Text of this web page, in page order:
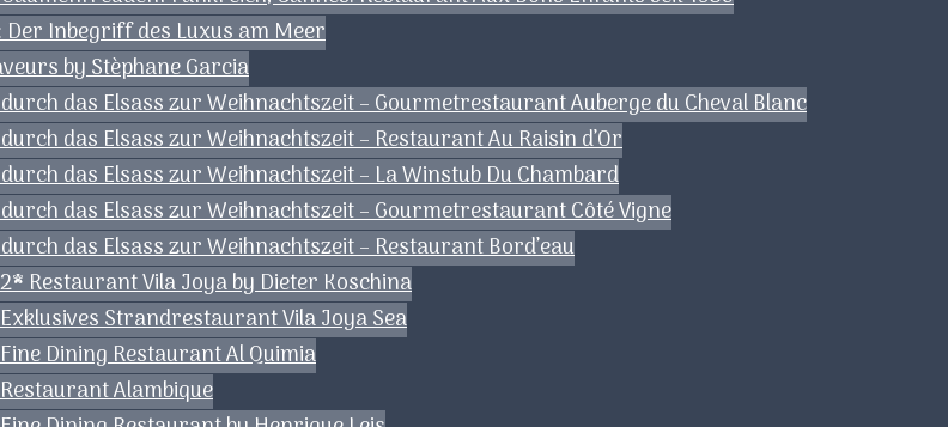
Inbegriff des Luxus am Meer
by Stèphane Garcia
das Elsass zur Weihnachtszeit – Gourmetrestaurant Auberge du Cheval Blanc
das Elsass zur Weihnachtszeit – Restaurant Au Raisin d’Or
das Elsass zur Weihnachtszeit – La Winstub Du Chambard
das Elsass zur Weihnachtszeit – Gourmetrestaurant Côté Vigne
das Elsass zur Weihnachtszeit – Restaurant Bord’eau
Restaurant Vila Joya by Dieter Koschina
Strandrestaurant Vila Joya Sea
Dining Restaurant Al Quimia
Alambique